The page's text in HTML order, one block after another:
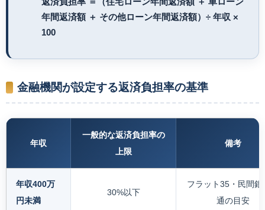
年間返済額 ＋ その他ローン年間返済額）÷ 年収 ×
100
金融機関が設定する返済負担率の基準
年収
一般的な返済負担率の
上限
備考
年収400万
円未満
30%以下
フラット35・民間銀
通の目安